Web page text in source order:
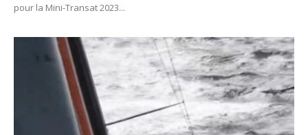
pour la Mini-Transat 2023...